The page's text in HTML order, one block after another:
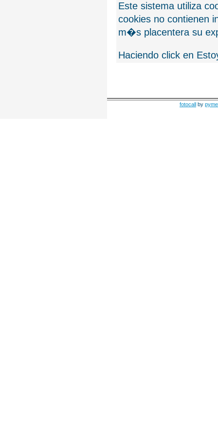
Este sistema utiliza
cookies no contienen
m�s placentera su
Haciendo click en
fotocall by